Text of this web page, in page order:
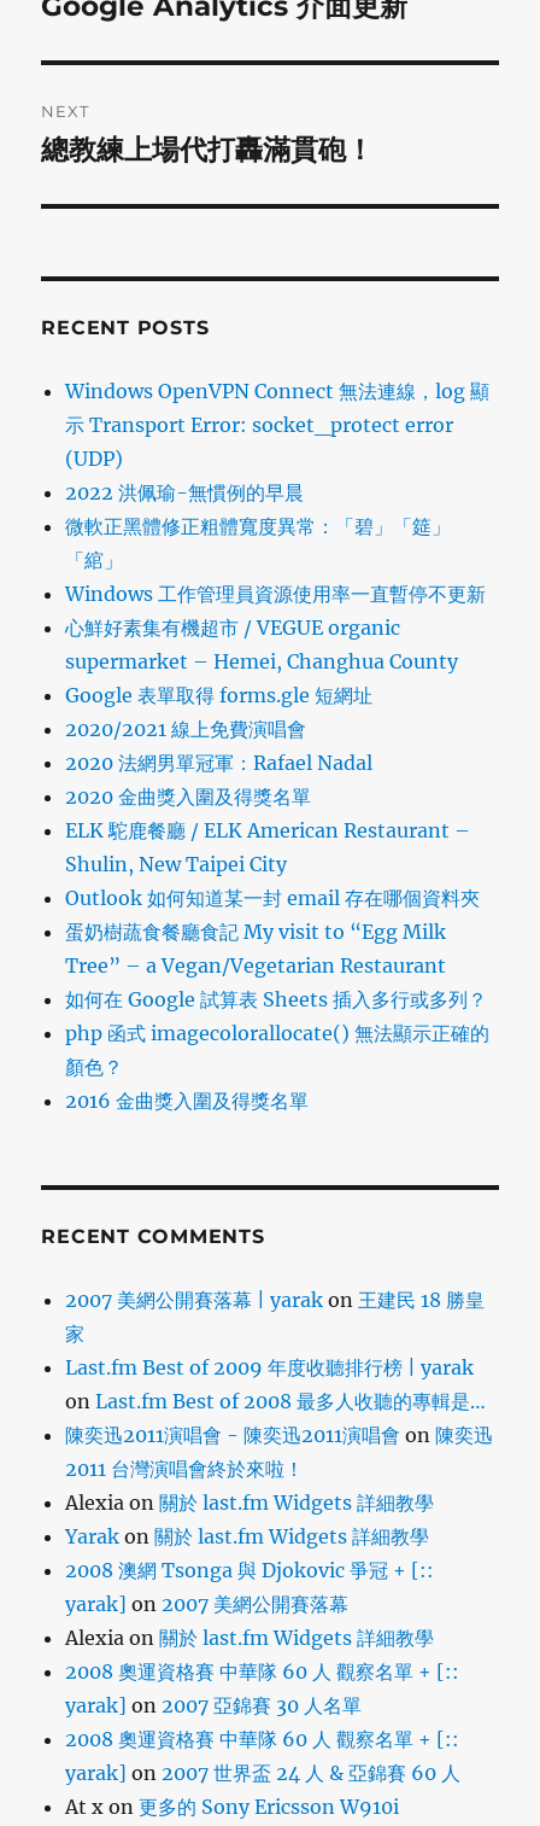
NEXT
Next
總教練上場代打轟滿貫砲！
RECENT POSTS
Windows OpenVPN Connect 無法連線，log 顯
示 Transport Error: socket_protect error
(UDP)
2022 洪佩瑜-無慣例的早晨
微軟正黑體修正粗體寬度異常：「碧」「筵」
「綰」
Windows 工作管理員資源使用率一直暫停不更新
心鮮好素集有機超市 / VEGUE organic
supermarket – Hemei, Changhua County
Google 表單取得 forms.gle 短網址
2020/2021 線上免費演唱會
2020 法網男單冠軍：Rafael Nadal
2020 金曲獎入圍及得獎名單
ELK 駝鹿餐廳 / ELK American Restaurant –
Shulin, New Taipei City
Outlook 如何知道某一封 email 存在哪個資料夾
蛋奶樹蔬食餐廳食記 My visit to “Egg Milk
Tree” – a Vegan/Vegetarian Restaurant
如何在 Google 試算表 Sheets 插入多行或多列？
php 函式 imagecolorallocate() 無法顯示正確的
顏色？
2016 金曲獎入圍及得獎名單
RECENT COMMENTS
2007 美網公開賽落幕 | yarak on王建民 18 勝皇
家
Last.fm Best of 2009 年度收聽排行榜 | yarak
onLast.fm Best of 2008 最多人收聽的專輯是…
陳奕迅2011演唱會 - 陳奕迅2011演唱會 on 陳奕迅
2011 台灣演唱會終於來啦！
Alexia on關於 last.fm Widgets 詳細教學
Yarak on關於 last.fm Widgets 詳細教學
2008 澳網 Tsonga 與 Djokovic 爭冠 + [::
yarak] on2007 美網公開賽落幕
Alexia on關於 last.fm Widgets 詳細教學
2008 奧運資格賽 中華隊 60 人 觀察名單 + [::
yarak] on2007 亞錦賽 30 人名單
2008 奧運資格賽 中華隊 60 人 觀察名單 + [::
yarak] on2007 世界盃 24 人 & 亞錦賽 60 人
At x on更多的 Sony Ericsson W910i